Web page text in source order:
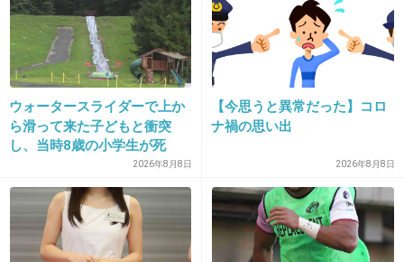
子作りしエンジョイ♪
って書いてるww
15. 匿名2013/04/26(金) 03:49:08
嫁希望者はいっぱいいるでしょｗ
+47 -2
ウォータースライダーで上か
ら滑って来た子どもと衝突
し、当時8歳の小学生が死
亡 イベントの引率責任者の
町職員を「減給」の懲戒処
分 児童の両親は「軽過ぎ
る」「全く納得できない」
島根県邑南町
2026年8月8日
【今思うと異常だった】コロ
ナ禍の思い出
2026年8月8日